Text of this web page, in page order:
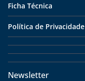
Ficha Técnica
Política de Privacidade
Newsletter